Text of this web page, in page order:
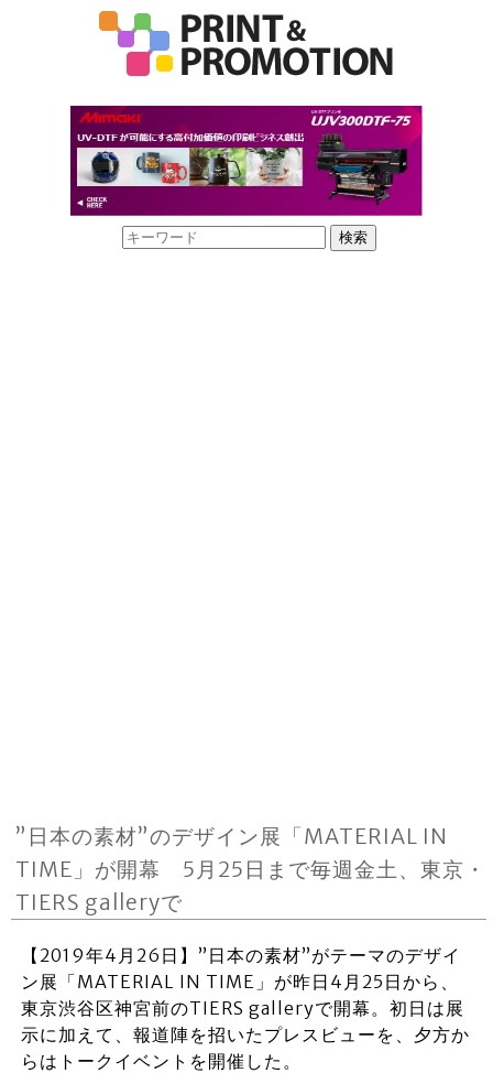
”日本の素材”のデザイン展「MATERIAL IN
TIME」が開幕 5月25日まで毎週金土、東京・
TIERS galleryで
【2019年4月26日】”日本の素材”がテーマのデザイ
ン展「MATERIAL IN TIME」が昨日4月25日から、
東京渋谷区神宮前のTIERS galleryで開幕。初日は展
示に加えて、報道陣を招いたプレスビューを、夕方か
らはトークイベントを開催した。